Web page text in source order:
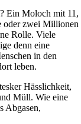
Ein Moloch mit 11,
oder zwei Millionen
Rolle. Viele
denn eine
in den
leben.
Hässlichkeit,
Müll. Wie eine
Abgasen,